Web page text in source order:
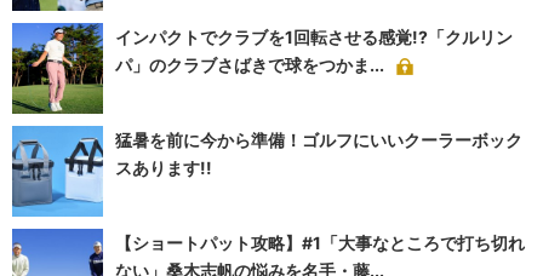
インパクトでクラブを1回転させる感覚!?「クルリン
パ」のクラブさばきで球をつかま...
猛暑を前に今から準備！ゴルフにいいクーラーボック
スあります!!
【ショートパット攻略】#1「大事なところで打ち切れ
ない」桑木志帆の悩みを名手・藤...